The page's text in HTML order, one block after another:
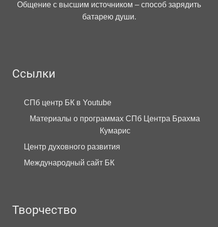
Общение с высшим источником – способ зарядить
батарею души.
Ссылки
СПб центр БК в Youtube
Материалы о программах СПб Центра Брахма
Кумарис
Центр духовного развития
Международный сайт БК
Творчество